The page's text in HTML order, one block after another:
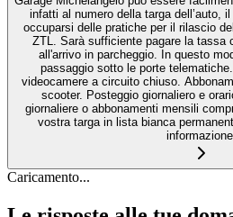
infatti al numero della targa dell’auto,
occuparsi delle pratiche per il rilascio
ZTL. Sarà sufficiente pagare la tassa
all'arrivo in parcheggio. In questo
passaggio sotto le porte
videocamere a circuito chiuso.
scooter. Posteggio giornaliero e
giornaliere o abbonamenti mensili
vostra targa in lista bianca
Caricamento...